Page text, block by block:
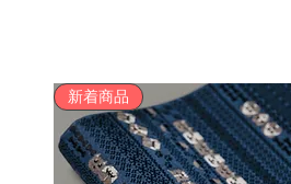
新着商品